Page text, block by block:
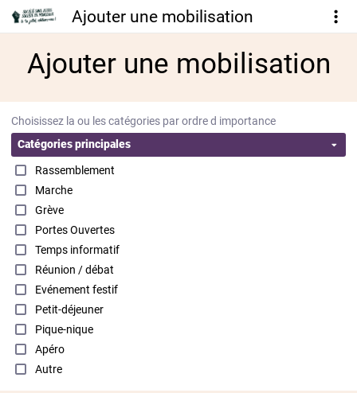
Ajouter une mobilisation
Ajouter une mobilisation
Choisissez la ou les catégories par ordre d importance
Catégories principales
Rassemblement
Marche
Grève
Portes Ouvertes
Temps informatif
Réunion / débat
Evénement festif
Petit-déjeuner
Pique-nique
Apéro
Autre